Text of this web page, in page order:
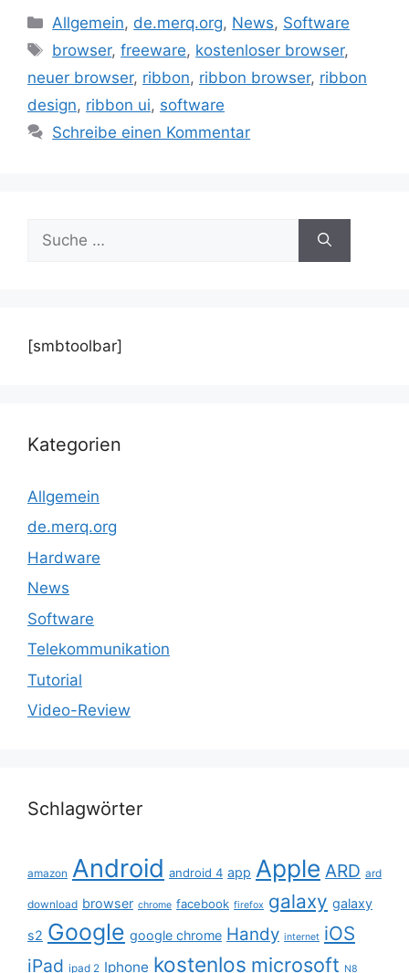
Kategorien
Allgemein, de.merq.org, News, Software
Schlagwörter
browser,freeware, kostenloser browser,
neuer browser, ribbon, ribbon browser, ribbon
design, ribbon ui, software
Schreibe einen Kommentar
nach:
[smbtoolbar]
Kategorien
Allgemein
de.merq.org
Hardware
News
Software
Telekommunikation
Tutorial
Video-Review
Schlagwörter
amazon Android android 4 app Apple ARD ard
download browser chrome facebook firefox galaxy galaxy
s2 Google google chrome Handy internet iOS
iPad ipad 2 Iphone kostenlos microsoft N8